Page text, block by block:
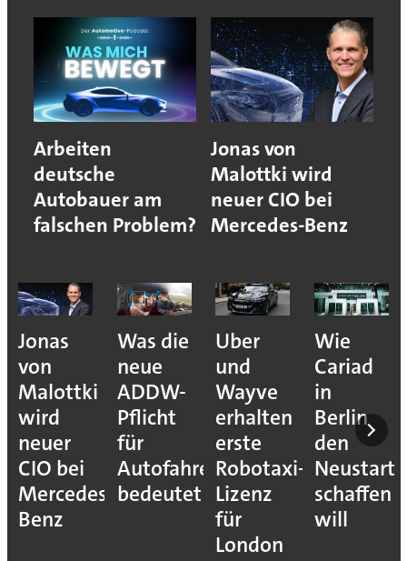
Arbeiten
deutsche
Autobauer am
falschen Problem?
Jonas von
Malottki wird
neuer CIO bei
Mercedes-Benz
Jonas
von
Malottki
wird
neuer
CIO bei
Mercedes-
Benz
Was die
neue
ADDW-
Pflicht
für
Autofahrer
bedeutet
Uber
und
Wayve
erhalten
erste
Robotaxi-
Lizenz
für
London
Wie
Cariad
in
Berlin
den
Neustart
schaffen
will